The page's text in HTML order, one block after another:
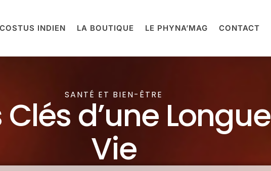
COSTUS INDIEN LA BOUTIQUE LE PHYNA’MAG CONTACT
SANTÉ ET BIEN-ÊTRE
Clés d’une Longue
Vie